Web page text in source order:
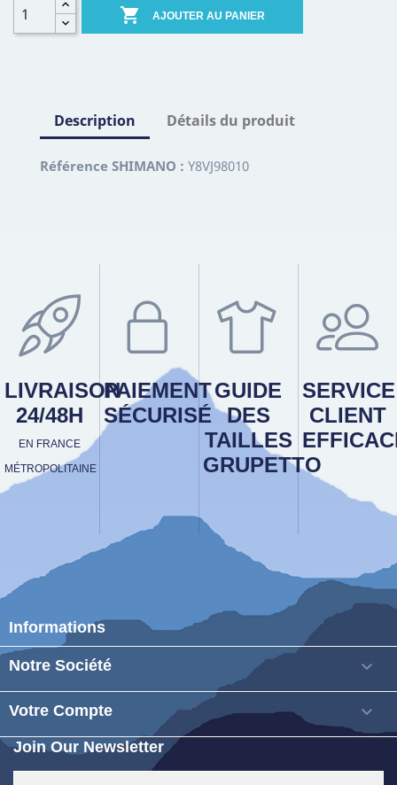
 AJOUTER AU PANIER
Description Détails du produit
Référence SHIMANO : Y8VJ98010
LIVRAISON
24/48H
EN FRANCE
MÉTROPOLITAINE
PAIEMENT
SÉCURISÉ
GUIDE
DES
TAILLES
GRUPETTO
SERVICE
CLIENT
Informations
Notre Société 
Votre Compte 
Join Our Newsletter